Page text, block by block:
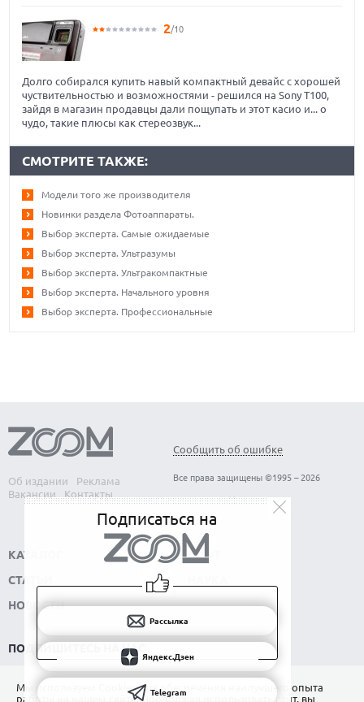
2/10
Долго собирался купить навый компактный девайс с хорошей
чуствительностью и возможностями - решился на Sony T100,
зайдя в магазин продавцы дали пощупать и этот касио и... о
чудо, такие плюсы как стереозвук...
СМОТРИТЕ ТАКЖЕ:
Модели того же производителя
Новинки раздела Фотоаппараты.
Выбор эксперта. Самые ожидаемые
Выбор эксперта. Ультразумы
Выбор эксперта. Ультракомпактные
Выбор эксперта. Начального уровня
Выбор эксперта. Профессиональные
Об издании
Реклама
Вакансии
Контакты
Сообщить об ошибке
Все права защищены ©1995 – 2026
КАТАЛОГ
СТАТЬИ
НОВОСТИ
СОФТ
ПОДПИШИТЕСЬ НА НАС
РАССЫЛКА
Подписаться на
Рассылка
Яндекс.Дзен
Telegram
Мы используем Сookies для обеспечения наилучшего опыта
работы на нашем сайте. Продолжая использовать сайт, вы